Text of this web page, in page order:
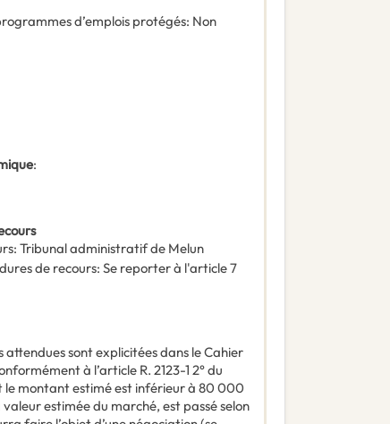
d’emplois protégés: Non
:
: Tribunal administratif de Melun
de recours: Se reporter à l'article 7
sont explicitées dans le Cahier
à l’article R. 2123-1 2° du
le montant estimé est inférieur à 80 000
estimée du marché, est passé selon